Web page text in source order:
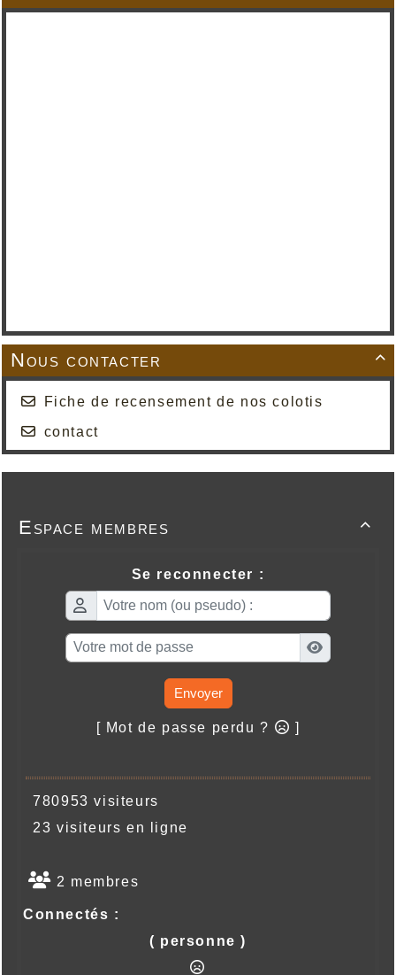

Nous contacter
Fiche de recensement de nos colotis
contact

Espace membres
Se reconnecter :
Envoyer
[ Mot de passe perdu ? ]
780953 visiteurs
23 visiteurs en ligne
2 membres
Connectés :
( personne )